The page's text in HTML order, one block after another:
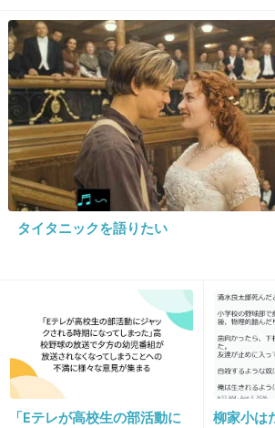
+299
12. 匿名 2020/01/21(火) 23:18:33
宇津木式
敏感肌用の化粧品どれも高くて
無印の化粧水と顔用のヘパソフ
ってる
+50
タイタニックを語りたい
「Eテレが高校生の部活動に
柳家小は